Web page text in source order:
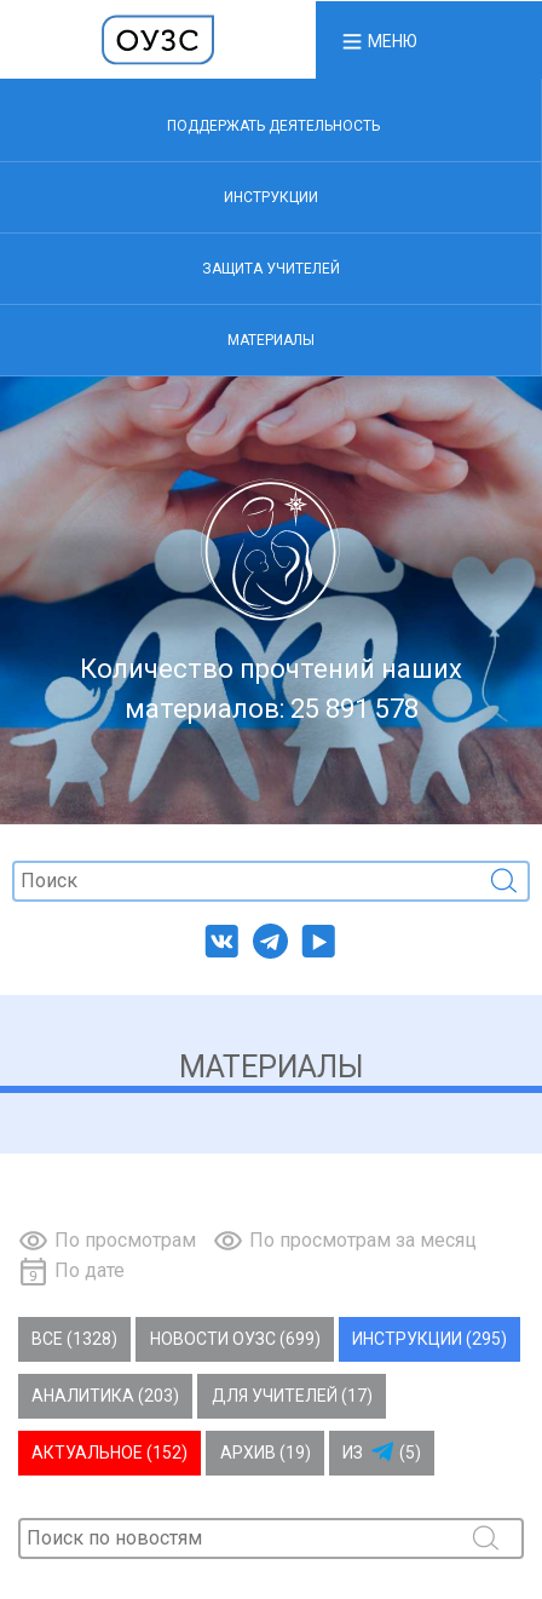
МЕНЮ
ПОДДЕРЖАТЬ ДЕЯТЕЛЬНОСТЬ
ИНСТРУКЦИИ
ЗАЩИТА УЧИТЕЛЕЙ
МАТЕРИАЛЫ
Количество прочтений наших
материалов: 25 891 578
МАТЕРИАЛЫ
По просмотрам
По просмотрам за месяц
По дате
ВСЕ (1328) НОВОСТИ ОУЗС (699) ИНСТРУКЦИИ (295)
АНАЛИТИКА (203) ДЛЯ УЧИТЕЛЕЙ (17)
АКТУАЛЬНОЕ (152) АРХИВ (19) ИЗ (5)